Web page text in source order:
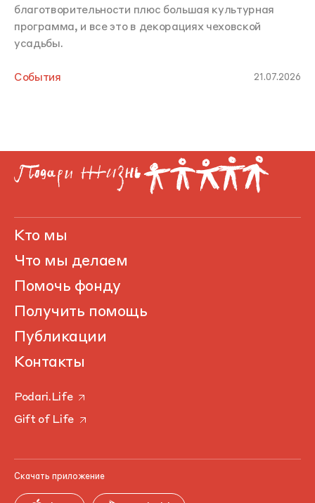
благотворительности плюс большая культурная
программа, и все это в декорациях чеховской
усадьбы.
События 21.07.2026
Кто мы
Что мы делаем
Помочь фонду
Получить помощь
Публикации
Контакты
Podari.Life
Gift of Life
Скачать приложение